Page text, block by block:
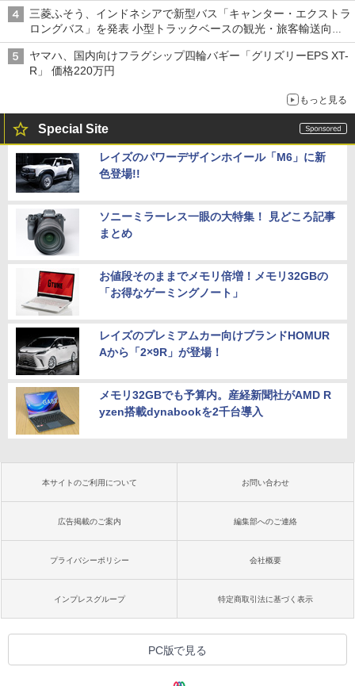
三菱ふそう、インドネシアで新型バス「キャンター・エクストラ
ロングバス」を発表 小型トラックベースの観光・旅客輸送向け
バス
ヤマハ、国内向けフラグシップ四輪バギー「グリズリーEPS XT-
R」 価格220万円
もっと見る
Special Site
レイズのパワーデザインホイール「M6」に新
色登場!!
ソニーミラーレス一眼の大特集！ 見どころ記事
まとめ
お値段そのままでメモリ倍増！メモリ32GBの
「お得なゲーミングノート」
レイズのプレミアムカー向けブランドHOMUR
Aから「2×9R」が登場！
メモリ32GBでも予算内。産経新聞社がAMD R
yzen搭載dynabookを2千台導入
本サイトのご利用について お問い合わせ
広告掲載のご案内 編集部へのご連絡
プライバシーポリシー 会社概要
インプレスグループ 特定商取引法に基づく表示
PC版で見る